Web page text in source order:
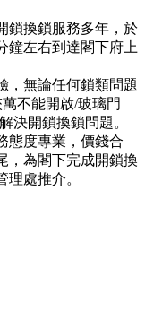
鎖換鎖服務多年，於
鐘左右到達閣下府上
，無論任何鎖類問題
不能開啟/玻璃門
決開鎖換鎖問題。
態度專業，價錢合
，為閣下完成開鎖換
處推介。